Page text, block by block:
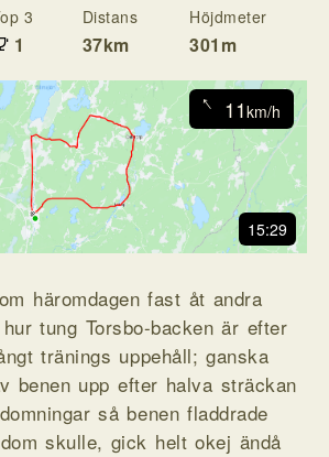
3
1
Distans
37km
Höjdmeter
301m
11km/h
↓
15:29
häromdagen fast åt andra
tung Torsbo-backen är efter
tränings uppehåll; ganska
benen upp efter halva sträckan
så benen fladdrade
skulle, gick helt okej ändå